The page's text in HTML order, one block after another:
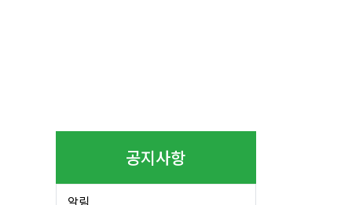
공지사항